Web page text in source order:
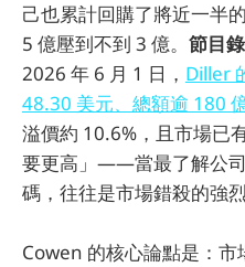
己也累計回購了將近一半
5 億壓到不到 3 億。 節目
2026 年 6 月 1 日， Diller
48.30 美元、總額逾 180
溢價約 10.6%，且市場已
要更高」——當最了解公
碼，往往是市場錯殺的強烈
Cowen 的核心論點是：